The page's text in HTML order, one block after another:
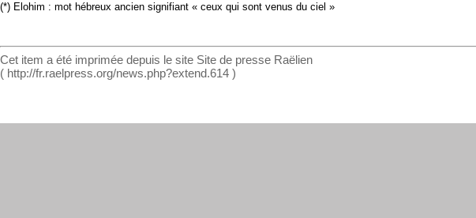
(*) Elohim : mot hébreux ancien signifiant « ceux qui sont venus du ciel »
Cet item a été imprimée depuis le site Site de presse Raëlien
( http://fr.raelpress.org/news.php?extend.614 )